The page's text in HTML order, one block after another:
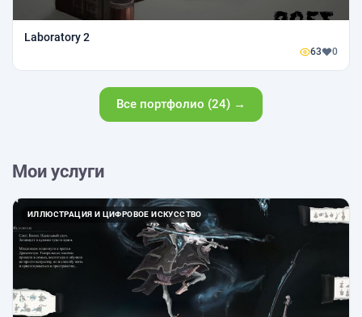
Laboratory 2
63 0
Все портфолио (24) →
Мои услуги
ИЛЛЮСТРАЦИЯ И ЦИФРОВОЕ ИСКУССТВО